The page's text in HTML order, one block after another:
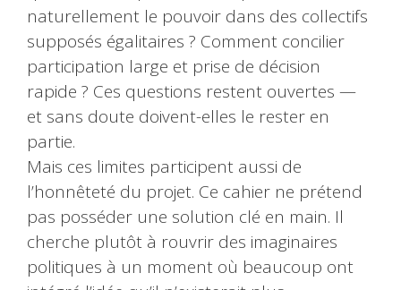
naturellement le pouvoir dans des collectifs
supposés égalitaires ? Comment concilier
participation large et prise de décision
rapide ? Ces questions restent ouvertes —
et sans doute doivent-elles le rester en
partie.
Mais ces limites participent aussi de
l’honnêteté du projet. Ce cahier ne prétend
pas posséder une solution clé en main. Il
cherche plutôt à rouvrir des imaginaires
politiques à un moment où beaucoup ont